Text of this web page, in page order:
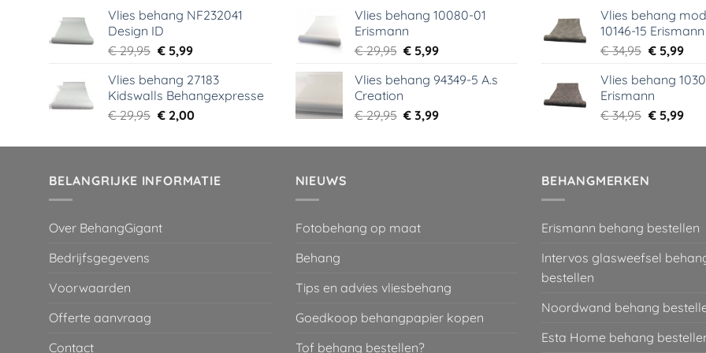
was:
€ 29,95.
is:
Vlies behang NF232041
Design ID
€29,95 Oorspronkelijke
was:
€ 29,95.
€5,99Huidige
is:
€ 5,99.
Vlies behang 27183
Kidswalls Behangexpresse
€29,95 Oorspronkelijke
was:
€2,00Huidige
is:
was:
€ 39,00.
is:
Vlies behang 10080-01
Erismann
€29,95 Oorspronkelijke
was:
€ 5,99Huidige
is:
Vlies behang 94349-5 A.s
Creation
€29,95 Oorspronkelijke
was:
€ 3,99Huidige
is:
was:
€ 39,95.
is:
€
Vlies behang
10146-15 Erismann
€34,95
was:
€ 34,95.
€5,99
is:
Vlies behang
Erismann
€34,95
was:
€5,99
is:
BELANGRIJKE INFORMATIE
Over BehangGigant
Bedrijfsgegevens
Voorwaarden
Offerte aanvraag
Contact
NIEUWS
Fotobehang op maat
Behang
Tips en advies vliesbehang
Goedkoop behangpapier kopen
Tof behang bestellen?
BEHANGMERKEN
Erismann behang bestellen
Intervos glasweefsel
bestellen
Noordwand behang
Esta Home behang